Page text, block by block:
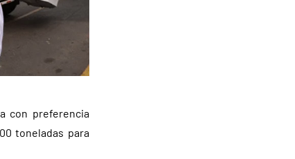
con preferencia
toneladas para